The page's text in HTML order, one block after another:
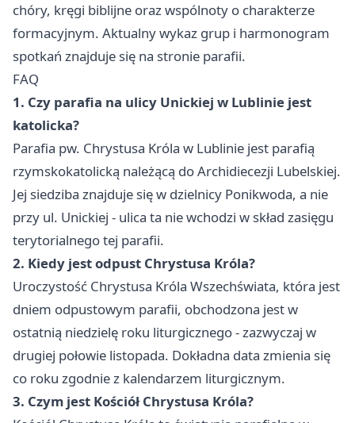
chóry, kręgi biblijne oraz wspólnoty o charakterze
formacyjnym. Aktualny wykaz grup i harmonogram
spotkań znajduje się na stronie parafii.
FAQ
1. Czy parafia na ulicy Unickiej w Lublinie jest
katolicka?
Parafia pw. Chrystusa Króla w Lublinie jest parafią
rzymskokatolicką należącą do Archidiecezji Lubelskiej.
Jej siedziba znajduje się w dzielnicy Ponikwoda, a nie
przy ul. Unickiej - ulica ta nie wchodzi w skład zasięgu
terytorialnego tej parafii.
2. Kiedy jest odpust Chrystusa Króla?
Uroczystość Chrystusa Króla Wszechświata, która jest
dniem odpustowym parafii, obchodzona jest w
ostatnią niedzielę roku liturgicznego - zazwyczaj w
drugiej połowie listopada. Dokładna data zmienia się
co roku zgodnie z kalendarzem liturgicznym.
3. Czym jest Kościół Chrystusa Króla?